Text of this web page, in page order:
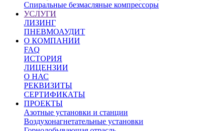
Спиральные безмасляные компрессоры
УСЛУГИ
ЛИЗИНГ
ПНЕВМОАУДИТ
О КОМПАНИИ
FAQ
ИСТОРИЯ
ЛИЦЕНЗИИ
О НАС
РЕКВИЗИТЫ
СЕРТИФИКАТЫ
ПРОЕКТЫ
Азотные установки и станции
Воздухонагнетательные установки